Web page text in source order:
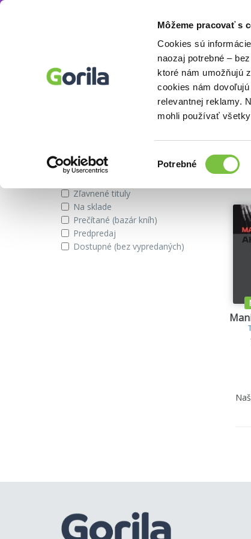
Môžeme pracovať s
Cookies sú
naozaj potrebné –
ktoré nám umožňujú
cookies nám
relevantnej reklamy.
mohli používať
súhlasu
Potrebné
Hunter Clarke-Fields
Knihy autora Hunter
Zobraziť iba
Zľavnené tituly
Na sklade
Prečítané (bazár kníh)
Predpredaj
Dostupné (bez vypredaných)